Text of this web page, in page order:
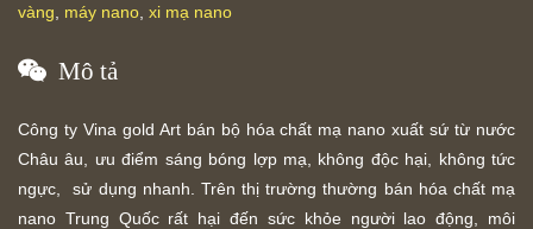
vàng
máy nano xi mạ nano
Mô tả
Công ty Vina gold Art bán bộ hóa chất mạ nano xuất sứ từ nước
Châu âu, ưu điểm sáng bóng lợp mạ, không độc hại, không tức
ngực, sử dụng nhanh. Trên thị trường thường bán hóa chất mạ
nano Trung Quốc rất hại đến sức khỏe người lao động, môi